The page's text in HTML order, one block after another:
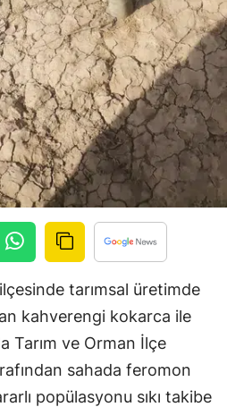
İzmir
Kars
Kastamonu
Kayseri
Kırklareli
Kırşehir
Kocaeli
Kütahya
Malatya
Manisa
tarımsal üretimde
kahverengi kokarca ile
Tarım ve Orman İlçe
sahada feromon
popülasyonu sıkı takibe